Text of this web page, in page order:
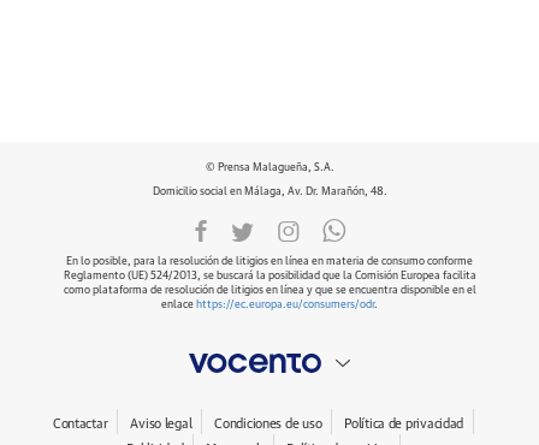
© Prensa Malagueña, S.A.
Domicilio social en Málaga, Av. Dr. Marañón, 48.
En lo posible, para la resolución de litigios en línea en materia de consumo conforme
Reglamento (UE) 524/2013, se buscará la posibilidad que la Comisión Europea facilita
como plataforma de resolución de litigios en línea y que se encuentra disponible en el
enlace https://ec.europa.eu/consumers/odr.
Contactar Aviso legal Condiciones de uso
Política de privacidad